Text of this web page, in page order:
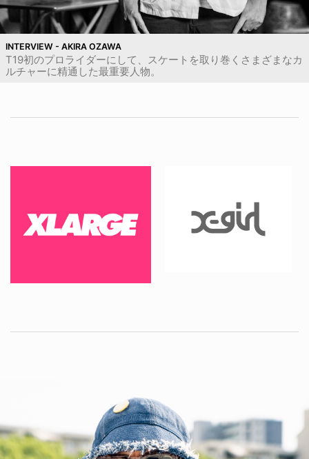
INTERVIEW - AKIRA OZAWA
T19初のプロライダーにして、スケートを取り巻くさまざまなカ
ルチャーに精通した最重要人物。